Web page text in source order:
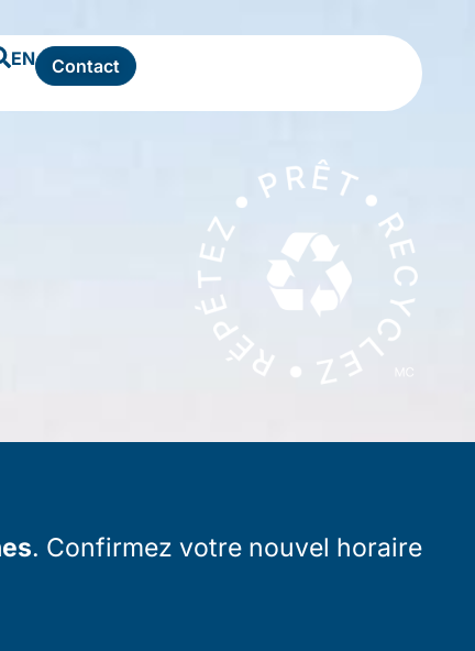
EN Contact
. Confirmez votre nouvel horaire